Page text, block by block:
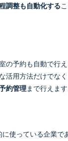
調整も自動化する
の予約も自動で行
活用方法だけでなく
約管理まで行えます
使っている企業で